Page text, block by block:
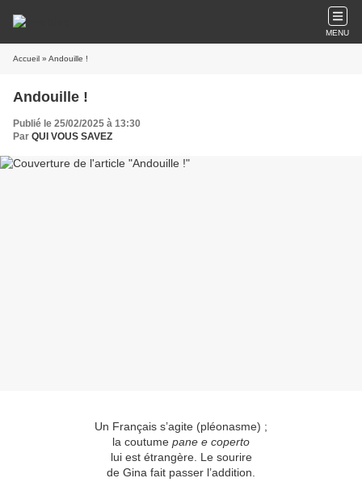
MENU
Accueil » Andouille !
Andouille !
Publié le 25/02/2025 à 13:30
Par QUI VOUS SAVEZ
Un Français s’agite (pléonasme) ;
la coutume pane e coperto
lui est étrangère. Le sourire
de Gina fait passer l’addition.